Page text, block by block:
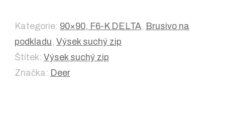
Kategorie: 90×90, F6-K DELTA, Brusivo na
podkladu, Výsek suchý zip
Štítek: Výsek suchý zip
Značka: Deer